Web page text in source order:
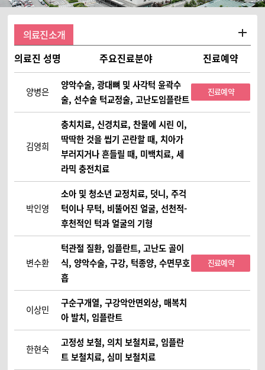
의료진소개
의료진 성명 주요진료분야 진료예약
양병은
양악수술, 광대뼈 및 사각턱 윤곽수
술, 선수술 턱교정술, 고난도임플란트
진료예약
김영희
충치치료, 신경치료, 찬물에 시린 이,
딱딱한 것을 씹기 곤란할 때, 치아가
부러지거나 흔들릴 때, 미백치료, 세
라믹 충전치료
박인영
소아 및 청소년 교정치료, 덧니, 주걱
턱이나 무턱, 비뚤어진 얼굴, 선천적-
후천적인 턱과 얼굴의 기형
변수환
턱관절 질환, 임플란트, 고난도 골이
식, 양악수술, 구강, 턱종양, 수면무호
흡
진료예약
이상민
구순구개열, 구강악안면외상, 매복치
아 발치, 임플란트
한현숙
고정성 보철, 의치 보철치료, 임플란
트 보철치료, 심미 보철치료